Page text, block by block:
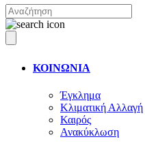
ΚΟΙΝΩΝΙΑ
Έγκλημα
Κλιματική Αλλαγή
Καιρός
Ανακύκλωση